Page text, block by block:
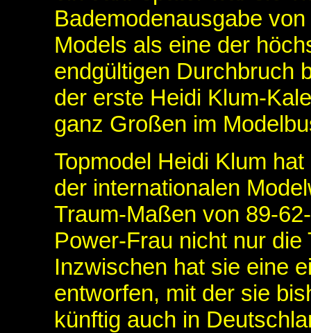
Bademodenausgabe
Models als eine der
endgültigen Durchbruch
der erste Heidi Klum-
ganz Großen im
Topmodel Heidi Klum
der internationalen
Traum-Maßen von 89-
Power-Frau nicht nur
Inzwischen hat sie eine
entworfen, mit der sie
künftig auch in